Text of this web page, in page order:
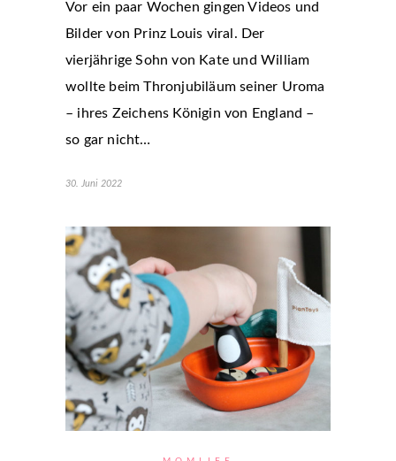
Vor ein paar Wochen gingen Videos und
Bilder von Prinz Louis viral. Der
vierjährige Sohn von Kate und William
wollte beim Thronjubiläum seiner Uroma
– ihres Zeichens Königin von England –
so gar nicht…
30. Juni 2022